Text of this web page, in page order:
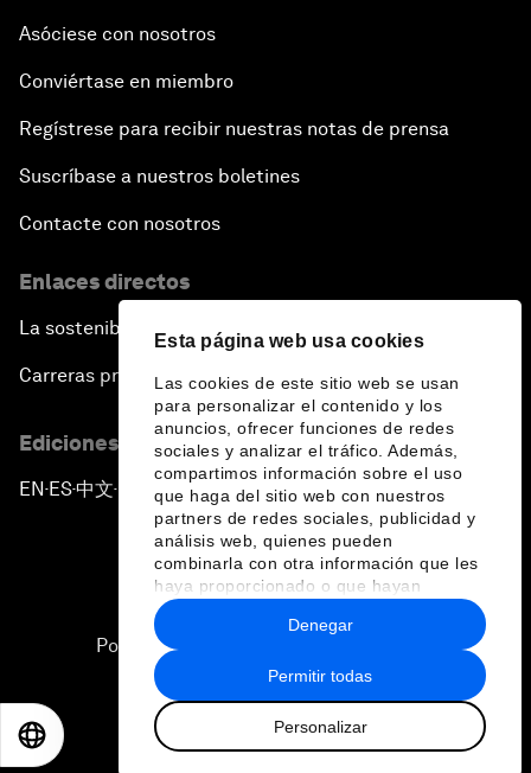
Esta página web usa cookies
Las cookies de este sitio web se usan
para personalizar el contenido y los
anuncios, ofrecer funciones de redes
sociales y analizar el tráfico. Además,
compartimos información sobre el uso
que haga del sitio web con nuestros
partners de redes sociales, publicidad y
análisis web, quienes pueden
combinarla con otra información que les
haya proporcionado o que hayan
recopilado a partir del uso que haya
hecho de sus servicios.
Permitir todas
Personalizar
Denegar
Asóciese con nosotros
Conviértase en miembro
Regístrese para recibir nuestras notas de prensa
Suscríbase a nuestros boletines
Contacte con nosotros
Enlaces directos
La sostenibilidad en el Foro
Carreras profesionales
Ediciones en otros idiomas
EN ▪ ES▪中文▪ 日本語
Política de privacidad y normas de uso
2026 Foro Económico Mundial